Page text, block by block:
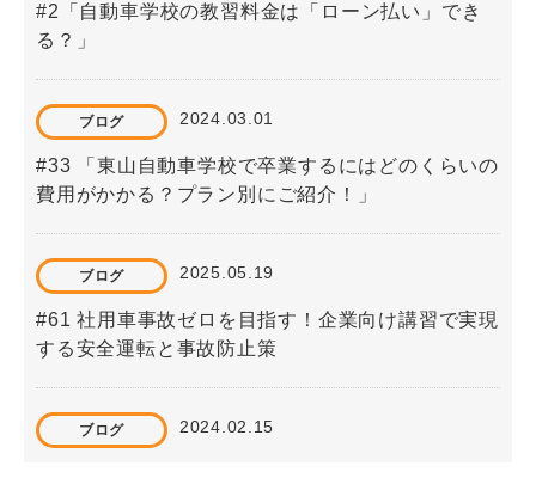
#2「自動車学校の教習料金は「ローン払い」でき
る？」
ブログ 2024.03.01
#33 「東山自動車学校で卒業するにはどのくらいの
費用がかかる？プラン別にご紹介！」
ブログ 2025.05.19
#61 社用車事故ゼロを目指す！企業向け講習で実現
する安全運転と事故防止策
ブログ 2024.02.15